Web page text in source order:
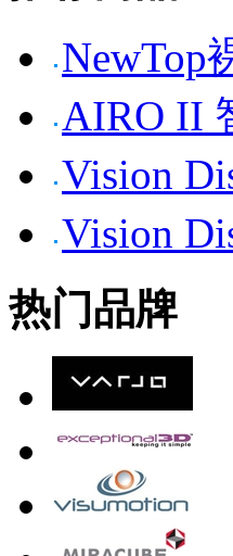
NewTop
AIRO II
Vision
Vision
热门品牌